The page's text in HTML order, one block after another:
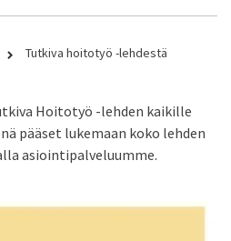
Tutkiva hoitotyö -lehdestä
Hoitotyö -lehden kaikille
pääset lukemaan koko lehden
asiointipalveluumme.